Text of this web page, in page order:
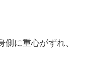
に重心がずれ、